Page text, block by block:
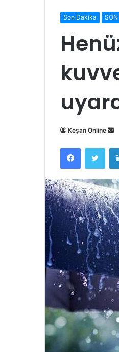
Son Dakika
Keşan Online
Bir
Facebook